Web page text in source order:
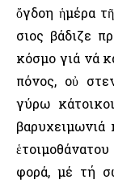
ὄγδοη ἡμέρα
Ὅσιος βάδιζε
κόσμο γιά νά
πόνος, οὐ
γύρω
βαρυχειμωνιά
φορά, μέ τή